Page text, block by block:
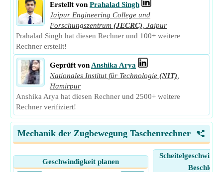
Erstellt von Prahalad Singh
Jaipur Engineering College und
Forschungszentrum (JECRC) Jaipur
Prahalad Singh hat diesen Rechner und 100+ weitere
Rechner erstellt!
Geprüft von Anshika Arya
Nationales Institut für Technologie (NIT)
Hamirpur
Anshika Arya hat diesen Rechner und 2500+ weitere
Rechner verifiziert!
<
Mechanik der Zugbewegung Taschenrechner
Geschwindigkeit planen